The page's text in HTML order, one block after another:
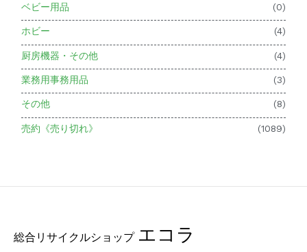
ベビー用品 (0)
ホビー (4)
厨房機器・その他 (4)
業務用事務用品 (3)
その他 (8)
売約《売り切れ》 (1089)
総合リサイクルショップ エコラ